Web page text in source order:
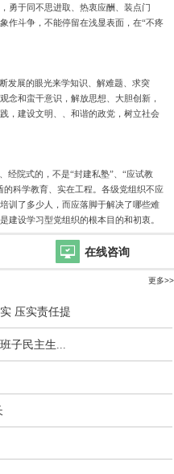
勇于同不思进取、热衷应酬、装点门
作斗争，不能停留在浅显表面，在“不疼
发展的眼光来学知识、解难题、求突
念和蛮干意识，解放思想、大胆创新，
，建设文明、、和谐的政党，树立社会
经院式的，不是“封建私塾”、“应试教
科学教育、实在工程。各级党组织不应
训了多少人，而应落脚于解决了哪些难
建设学习型党组织的根本目的和初衷。
在线咨询
更多>>
压实责任提
子民主生...